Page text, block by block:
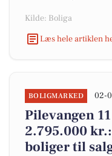
Kilde: Boliga
Læs hele artiklen
BOLIGMARKED 02-
Pilevangen
2.795.000
boliger til